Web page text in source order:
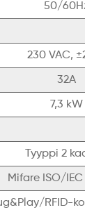
50/
230 VAC,
32A
7,3 kW
Tyyppi 2
Mifare ISO/IEC
RFID-